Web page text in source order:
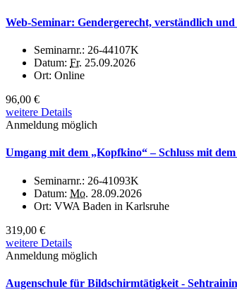
Web-Seminar: Gendergerecht, verständlich
Seminarnr.: 26-44107K
Datum: Fr. 25.09.2026
Ort: Online
96,00 €
weitere Details
Anmeldung möglich
Umgang mit dem „Kopfkino“ – Schluss mit
Seminarnr.: 26-41093K
Datum: Mo. 28.09.2026
Ort: VWA Baden in Karlsruhe
319,00 €
weitere Details
Anmeldung möglich
Augenschule für Bildschirmtätigkeit -